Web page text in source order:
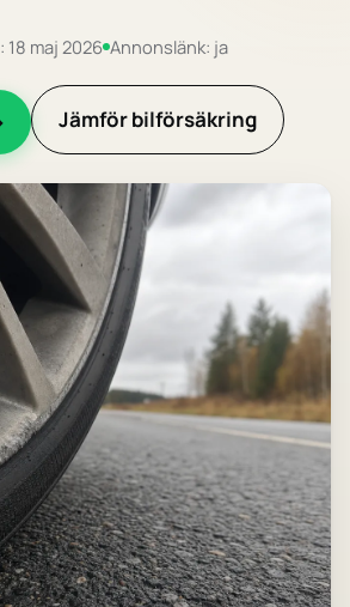
maj 2026 Annonslänk: ja
Jämför bilförsäkring